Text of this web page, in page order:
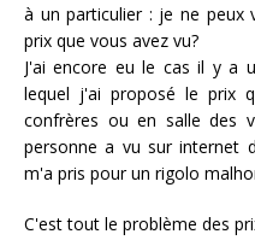
à un particulier : je ne peux
prix que vous avez vu?
J'ai encore eu le cas il y a
lequel j'ai proposé le prix
confrères ou en salle des
personne a vu sur internet
m'a pris pour un rigolo
C'est tout le problème des